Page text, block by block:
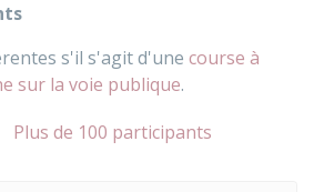
s'il s'agit d'une course à
sur la voie publique.
Plus de 100 participants